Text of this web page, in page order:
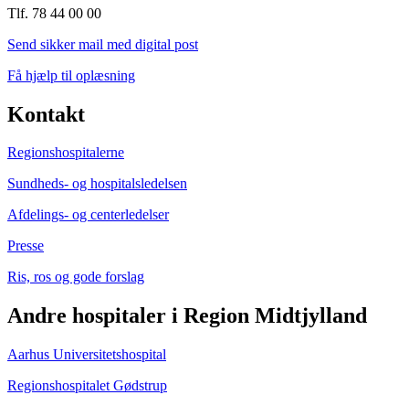
Tlf. 78 44 00 00
Send sikker mail med digital post
Få hjælp til oplæsning
Kontakt
Regionshospitalerne
Sundheds- og hospitalsledelsen
Afdelings- og centerledelser
Presse
Ris, ros og gode forslag
Andre hospitaler i Region Midtjylland
Aarhus Universitetshospital
Regionshospitalet Gødstrup